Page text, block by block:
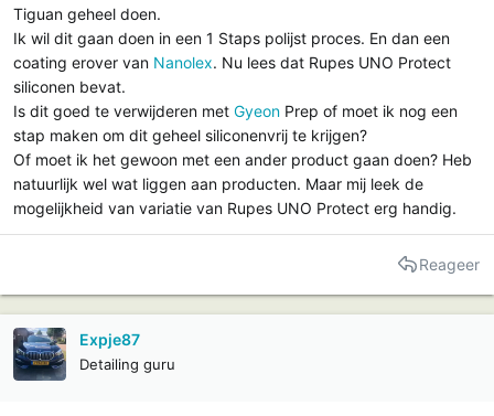
Tiguan geheel doen.
Ik wil dit gaan doen in een 1 Staps polijst proces. En dan een
coating erover van Nanolex. Nu lees dat Rupes UNO Protect
siliconen bevat.
Is dit goed te verwijderen met Gyeon Prep of moet ik nog een
stap maken om dit geheel siliconenvrij te krijgen?
Of moet ik het gewoon met een ander product gaan doen? Heb
natuurlijk wel wat liggen aan producten. Maar mij leek de
mogelijkheid van variatie van Rupes UNO Protect erg handig.
Reageer
Expje87
Detailing guru